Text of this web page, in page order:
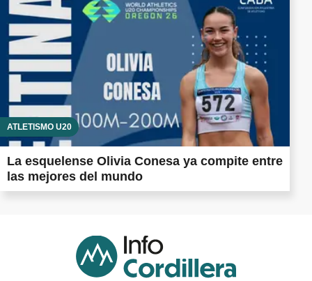
ATLETISMO U20
La esquelense Olivia Conesa ya compite entre
las mejores del mundo